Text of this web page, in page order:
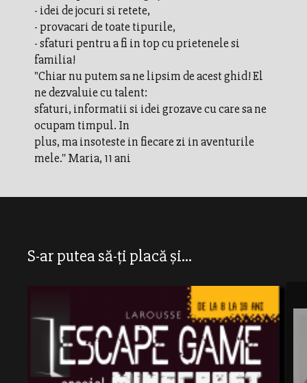
- idei de jocuri si retete,
- provacari de toate tipurile,
- sfaturi pentru a fi in top cu prietenele si
familia!
"Chiar nu putem sa ne lipsim de acest ghid! El
ne dezvaluie cu talent:
sfaturi, informatii si idei grozave cu care sa ne
ocupam timpul. In
plus, ma insoteste in fiecare zi in aventurile
mele.'' Maria, 11 ani
S-ar putea să-ți placă și...